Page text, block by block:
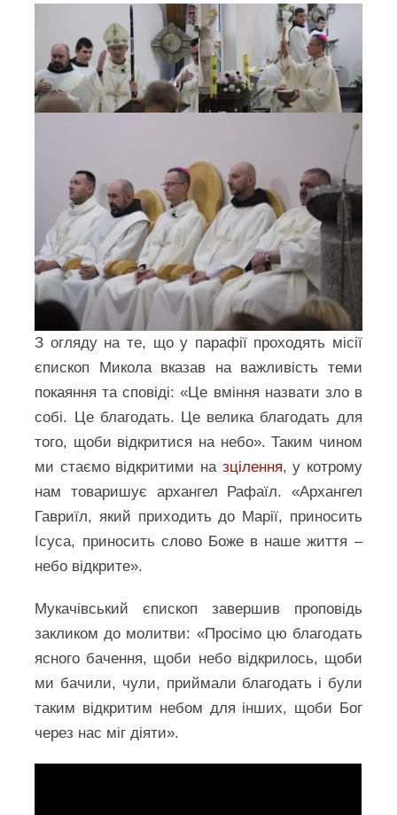
З огляду на те, що у парафії проходять місії
єпископ Микола вказав на важливість теми
покаяння та сповіді: «Це вміння назвати зло в
собі. Це благодать. Це велика благодать для
того, щоби відкритися на небо». Таким чином
ми стаємо відкритими на зцілення, у котрому
нам товаришує архангел Рафаїл. «Архангел
Гавриїл, який приходить до Марії, приносить
Ісуса, приносить слово Боже в наше життя –
небо відкрите».
Мукачівський єпископ завершив проповідь
закликом до молитви: «Просімо цю благодать
ясного бачення, щоби небо відкрилось, щоби
ми бачили, чули, приймали благодать і були
таким відкритим небом для інших, щоби Бог
через нас міг діяти».